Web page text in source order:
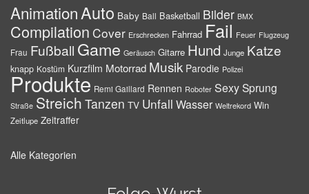
AnimationAuto Baby Ball Basketball Bilder BMX
Compilation Cover Erschrecken Fahrrad Fail Feuer Flugzeug
Frau Fußball Game Geräusch Gitarre Hund Junge Katze
knapp Kostüm Kurzfilm Motorrad Musik Parodie Polizei
Produkte Remi Gaillard Rennen Roboter SexySprung
Straße Streich Tanzen TV Unfall Wasser Weltrekord Win
Zeitlupe Zeitraffer
Alle Kategorien